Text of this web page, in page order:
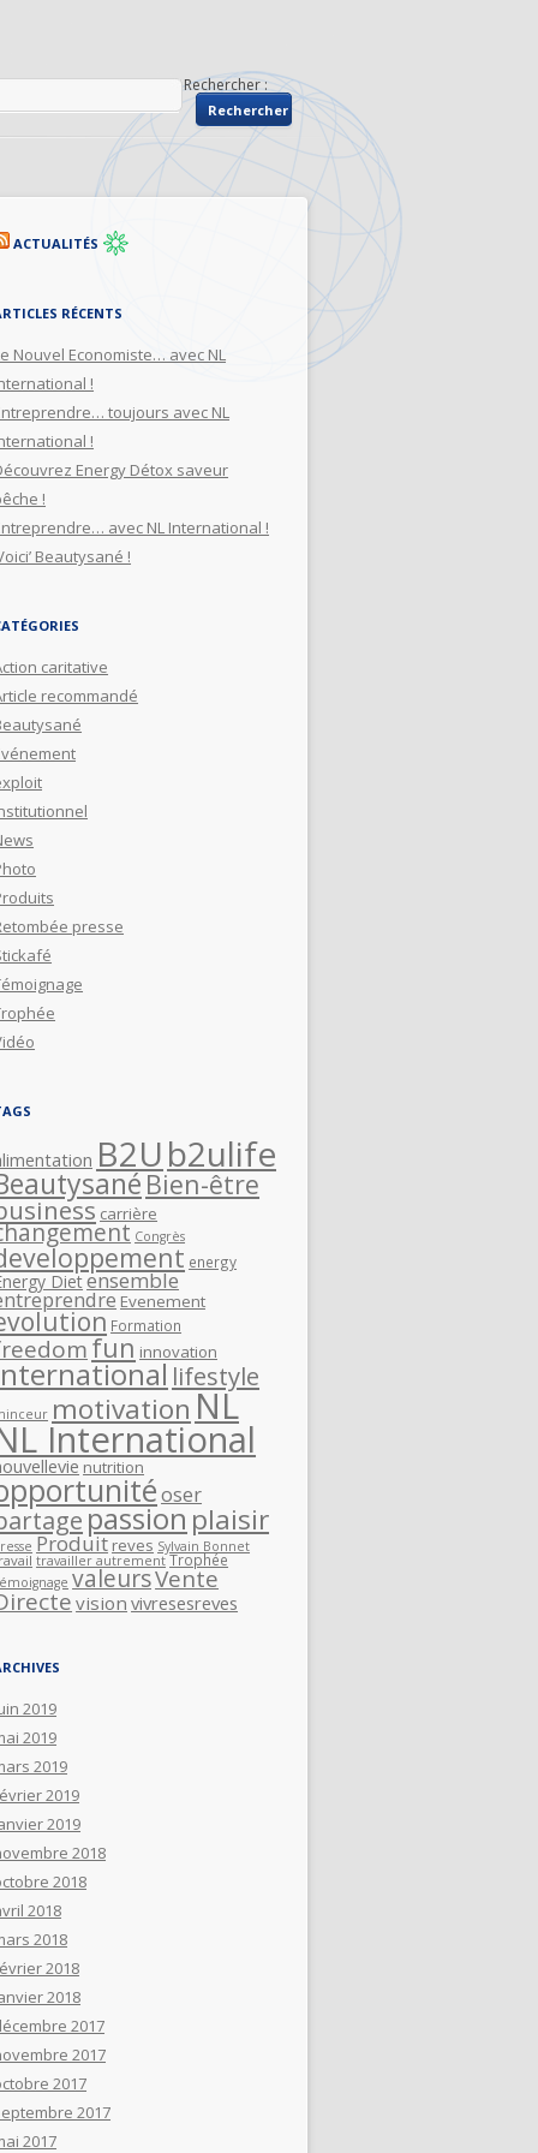
Rechercher :
ACTUALITÉS
RÉCENTS
Nouvel Economiste… avec NL
!
toujours avec NL
!
Energy Détox saveur
!
avec NL International !
Beautysané !
caritative
recommandé
presse
B2Ub2ulife
Bien-être
carrière
Congrès
energy
Dietensemble
Evenement
Formation
fun innovation
lifestyle
motivationNL
International
nutrition
oser
passion plaisir
Produit reves Sylvain Bonnet
travailler autrement Trophée
valeursVente
vision vivresesreves
2019
2019
2019
2019
2019
2018
2018
2018
2018
2018
2018
2017
2017
2017
2017
2017